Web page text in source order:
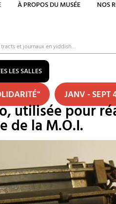
À PROPOS DU MUSÉE NOS
et journaux en yiddish…
LES SALLES
JANV - SEPT
utilisée pour
de la M.O.I.